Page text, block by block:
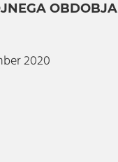
OBDOBJA
2020